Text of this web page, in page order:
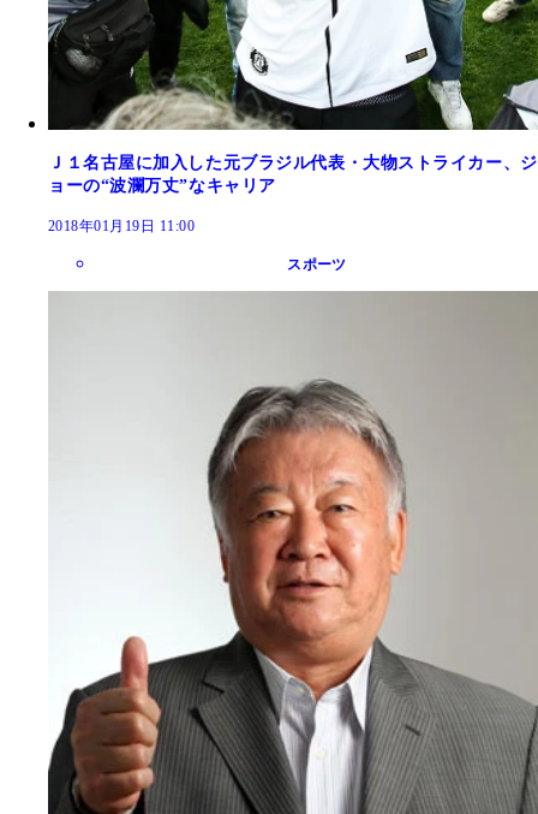
Ｊ１名古屋に加入した元ブラジル代表・大物ストライカー、ジ
ョーの“波瀾万丈”なキャリア
2018年01月19日 11:00
スポーツ